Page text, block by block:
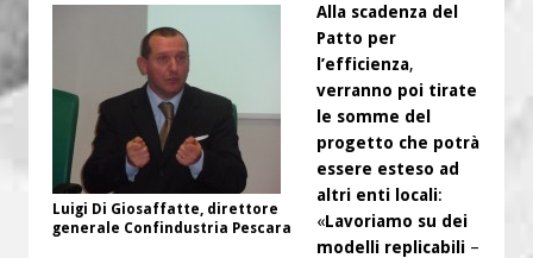
Luigi Di Giosaffatte, direttore
generale Confindustria Pescara
Alla scadenza del
Patto per
l’efficienza,
verranno poi tirate
le somme del
progetto che potrà
essere esteso ad
altri enti locali:
«Lavoriamo su dei
modelli replicabili –